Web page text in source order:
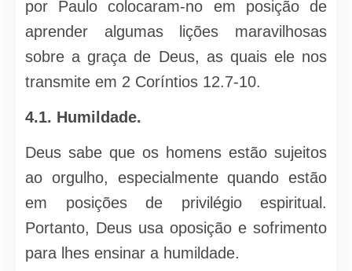
por Paulo colocaram-no em posição de
aprender algumas lições maravilhosas
sobre a graça de Deus, as quais ele nos
transmite em 2 Coríntios 12.7-10.
4.1. Humildade.
Deus sabe que os homens estão sujeitos
ao orgulho, especialmente quando estão
em posições de privilégio espiritual.
Portanto, Deus usa oposição e sofrimento
para lhes ensinar a humildade.